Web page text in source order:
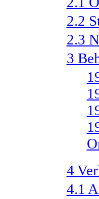
2.2
2.3
3
4
4.1